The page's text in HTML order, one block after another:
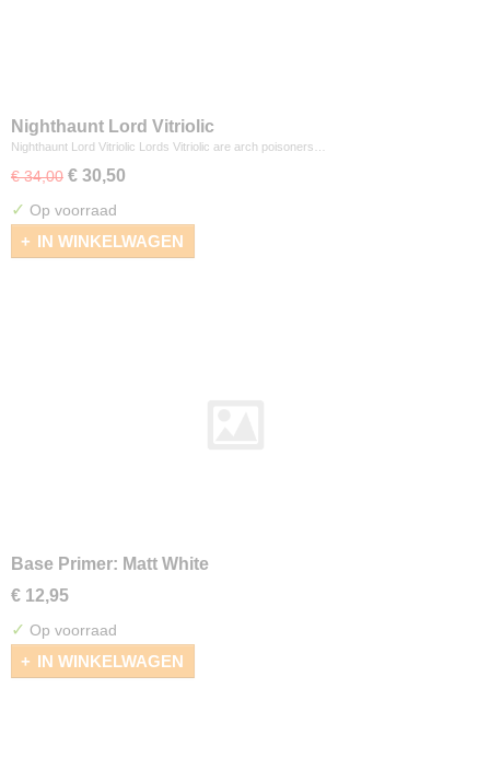
Nighthaunt Lord Vitriolic
Nighthaunt Lord Vitriolic Lords Vitriolic are arch poisoners…
€ 34,00 € 30,50
✓ Op voorraad
IN WINKELWAGEN
Base Primer: Matt White
€ 12,95
✓ Op voorraad
IN WINKELWAGEN